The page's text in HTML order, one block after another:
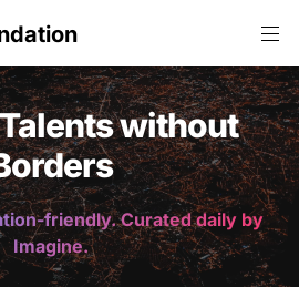
without
friendly. Curated daily by
Imagine.